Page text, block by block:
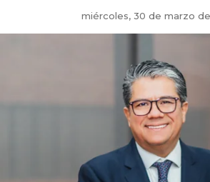
miércoles, 30 de marzo